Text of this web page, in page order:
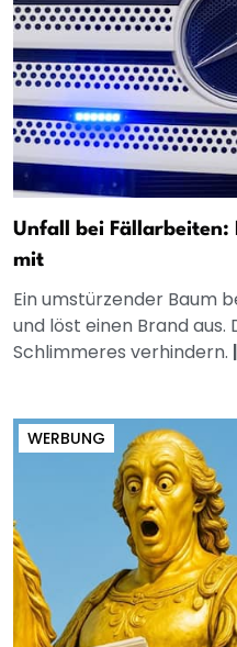
Unfall bei
mit
Ein umstürzender Baum
und löst einen Brand aus.
Schlimmeres verhindern. |
WERBUNG